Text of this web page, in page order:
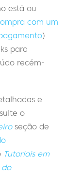
está ou
com um
)
para
recém-
e
o
seção de
Tutoriais em
do